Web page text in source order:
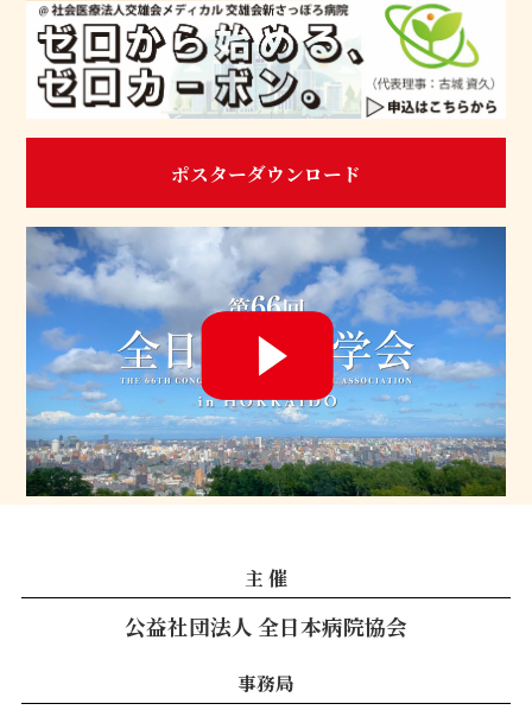
ポスターダウンロード
主 催
公益社団法人 全日本病院協会
事務局